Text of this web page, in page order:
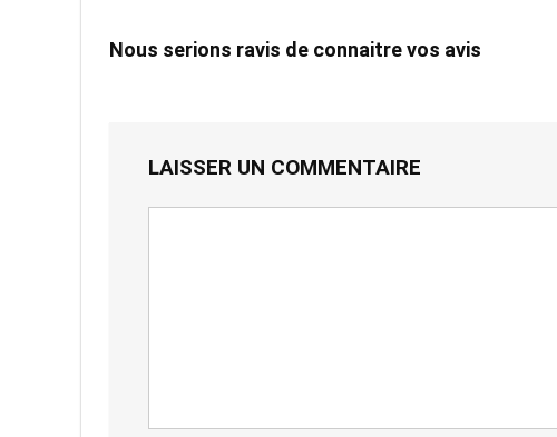
Nous serions ravis de connaitre vos avis
LAISSER UN COMMENTAIRE